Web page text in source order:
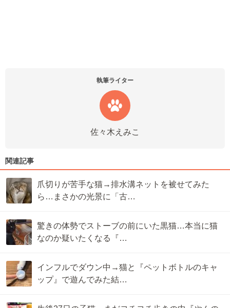
執筆ライター
佐々木えみこ
関連記事
爪切りが苦手な猫→排水溝ネットを被せてみた
ら…まさかの光景に「古…
驚きの体勢でストーブの前にいた黒猫…本当に猫
なのか疑いたくなる『…
インフルでダウン中→猫と『ペットボトルのキャ
ップ』で遊んでみた結…